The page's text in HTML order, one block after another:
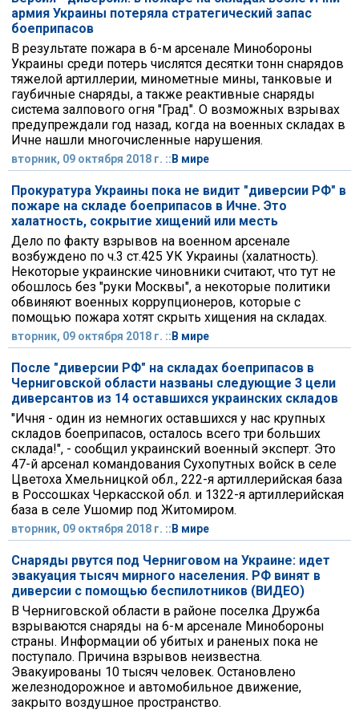
армия Украины потеряла стратегический запас
боеприпасов
В результате пожара в 6-м арсенале Минобороны
Украины среди потерь числятся десятки тонн снарядов
тяжелой артиллерии, минометные мины, танковые и
гаубичные снаряды, а также реактивные снаряды
система залпового огня "Град". О возможных взрывах
предупреждали год назад, когда на военных складах в
Ичне нашли многочисленные нарушения.
вторник, 09 октября 2018 г. :: В мире
Прокуратура Украины пока не видит "диверсии РФ" в
пожаре на складе боеприпасов в Ичне. Это
халатность, сокрытие хищений или месть
Дело по факту взрывов на военном арсенале
возбуждено по ч.3 ст.425 УК Украины (халатность).
Некоторые украинские чиновники считают, что тут не
обошлось без "руки Москвы", а некоторые политики
обвиняют военных коррупционеров, которые с
помощью пожара хотят скрыть хищения на складах.
вторник, 09 октября 2018 г. :: В мире
После "диверсии РФ" на складах боеприпасов в
Черниговской области названы следующие 3 цели
диверсантов из 14 оставшихся украинских складов
"Ичня - один из немногих оставшихся у нас крупных
складов боеприпасов, осталось всего три больших
склада!", - сообщил украинский военный эксперт. Это
47-й арсенал командования Сухопутных войск в селе
Цветоха Хмельницкой обл., 222-я артиллерийская база
в Россошках Черкасской обл. и 1322-я артиллерийская
база в селе Ушомир под Житомиром.
вторник, 09 октября 2018 г. :: В мире
Снаряды рвутся под Черниговом на Украине: идет
эвакуация тысяч мирного населения. РФ винят в
диверсии с помощью беспилотников (ВИДЕО)
В Черниговской области в районе поселка Дружба
взрываются снаряды на 6-м арсенале Минобороны
страны. Информации об убитых и раненых пока не
поступало. Причина взрывов неизвестна.
Эвакуированы 10 тысяч человек. Остановлено
железнодорожное и автомобильное движение,
закрыто воздушное пространство.